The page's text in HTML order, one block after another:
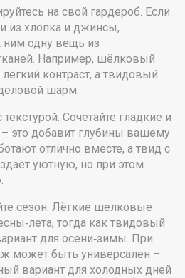
на свой гардероб. Если
из хлопка и джинсы,
ним одну вещь из
Например, шёлковый
контраст, а твидовый
шарм.
Сочетайте гладкие и
это добавит глубины вашему
отлично вместе, а твид с
уютную, но при этом
сезон. Лёгкие шелковые
тогда как твидовый
для осени‑зимы. При
может быть универсален –
вариант для холодных дней